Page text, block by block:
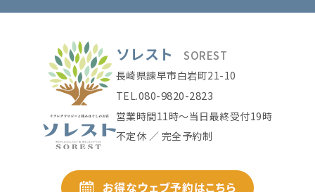
ソレスト SOREST
長崎県諫早市白岩町21-10
TEL.080-9820-2823
営業時間11時〜当日最終受付19時
不定休 ／ 完全予約制